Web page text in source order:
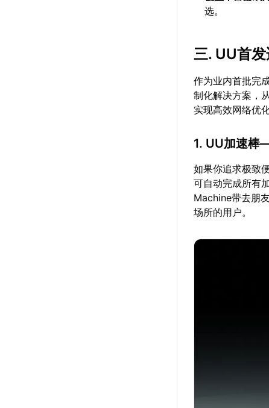
选。
三. UU首
作为业内首批完
制化解决方案，
实现高效网络优化
1. UU加速棒
如果你追求极致
可自动完成所有
Machine带去朋
场所的用户。